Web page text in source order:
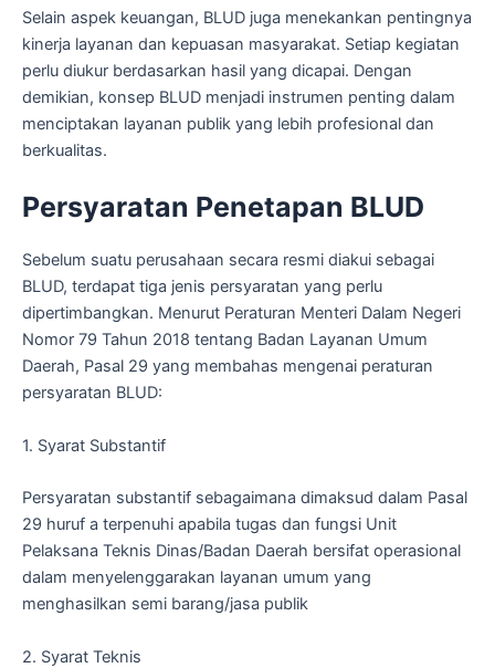
Selain aspek keuangan, BLUD juga menekankan pentingnya
kinerja layanan dan kepuasan masyarakat. Setiap kegiatan
perlu diukur berdasarkan hasil yang dicapai. Dengan
demikian, konsep BLUD menjadi instrumen penting dalam
menciptakan layanan publik yang lebih profesional dan
berkualitas.
Persyaratan Penetapan BLUD
Sebelum suatu perusahaan secara resmi diakui sebagai
BLUD, terdapat tiga jenis persyaratan yang perlu
dipertimbangkan. Menurut Peraturan Menteri Dalam Negeri
Nomor 79 Tahun 2018 tentang Badan Layanan Umum
Daerah, Pasal 29 yang membahas mengenai peraturan
persyaratan BLUD:
1. Syarat Substantif
Persyaratan substantif sebagaimana dimaksud dalam Pasal
29 huruf a terpenuhi apabila tugas dan fungsi Unit
Pelaksana Teknis Dinas/Badan Daerah bersifat operasional
dalam menyelenggarakan layanan umum yang
menghasilkan semi barang/jasa publik
2. Syarat Teknis